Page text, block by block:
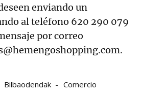
enviando un
al teléfono 620 290 079
por correo
Bilbaodendak Comercio